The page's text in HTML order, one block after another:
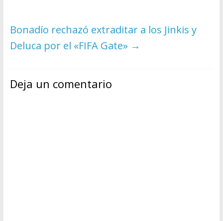
Bonadío rechazó extraditar a los Jinkis y
Deluca por el «FIFA Gate» →
Deja un comentario